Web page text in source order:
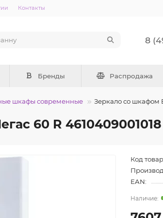
Контакты
8
Бренды Распродажа
шкафы современные Зеркало со шкафом
60 R
Код
EAN: